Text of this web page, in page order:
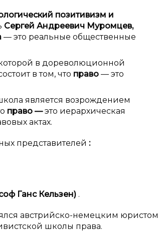
позитивизм и
Сергей Андреевич Муромцев,
— это реальные общественные
в дореволюционной
в том, что право — это
является возрождением
право —это иерархическая
актах.
представителей :
Ганс Кельзен) .
австрийско-немецким юристом
школы права.